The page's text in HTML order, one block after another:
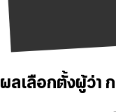
ผลเลือกตั้งผู้ว่า